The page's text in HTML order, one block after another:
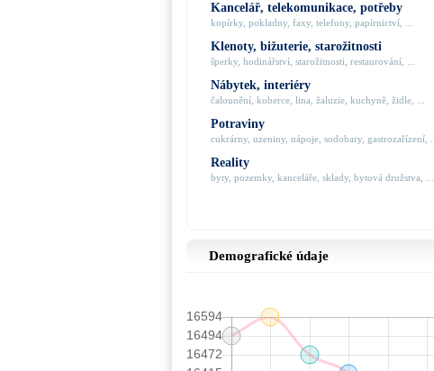
Kancelář, telekomunikace, potřeby
kopírky, pokladny, faxy, telefony, papírnictví, ...
Klenoty, bižuterie, starožitnosti
šperky, hodinářství, starožitnosti, restaurování, ...
Nábytek, interiéry
čalounění, koberce, lina, žaluzie, kuchyně, židle, ...
Potraviny
cukrárny, uzeniny, nápoje, sodobary, gastrozařízení, ...
Reality
byty, pozemky, kanceláře, sklady, bytová družstva, ...
Demografické údaje